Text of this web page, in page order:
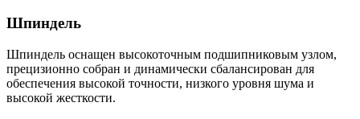
Шпиндель
Шпиндель оснащен высокоточным подшипниковым узлом,
прецизионно собран и динамически сбалансирован для
обеспечения высокой точности, низкого уровня шума и
высокой жесткости.